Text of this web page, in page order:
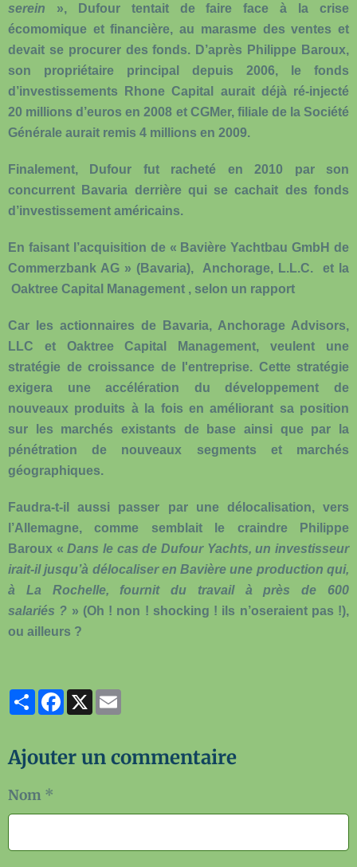
serein », Dufour tentait de faire face à la crise
écomomique et financière, au marasme des ventes et
devait se procurer des fonds. D’après Philippe Baroux,
son propriétaire principal depuis 2006, le fonds
d’investissements Rhone Capital aurait déjà ré-injecté
20 millions d’euros en 2008 et CGMer, filiale de la Société
Générale aurait remis 4 millions en 2009.
Finalement, Dufour fut racheté en 2010 par son
concurrent Bavaria derrière qui se cachait des fonds
d’investissement américains.
En faisant l’acquisition de « Bavière Yachtbau GmbH de
Commerzbank AG » (Bavaria), Anchorage, L.L.C. et la
Oaktree Capital Management , selon un rapport
Car les actionnaires de Bavaria, Anchorage Advisors,
LLC et Oaktree Capital Management, veulent une
stratégie de croissance de l'entreprise. Cette stratégie
exigera une accélération du développement de
nouveaux produits à la fois en améliorant sa position
sur les marchés existants de base ainsi que par la
pénétration de nouveaux segments et marchés
géographiques.
Faudra-t-il aussi passer par une délocalisation, vers
l’Allemagne, comme semblait le craindre Philippe
Baroux «Dans le cas de Dufour Yachts, un investisseur
irait-il jusqu’à délocaliser en Bavière une production qui,
à La Rochelle, fournit du travail à près de 600
salariés ? » (Oh ! non ! shocking ! ils n’oseraient pas !),
ou ailleurs ?
PartagerFacebook
X
Ajouter un commentaire
Nom